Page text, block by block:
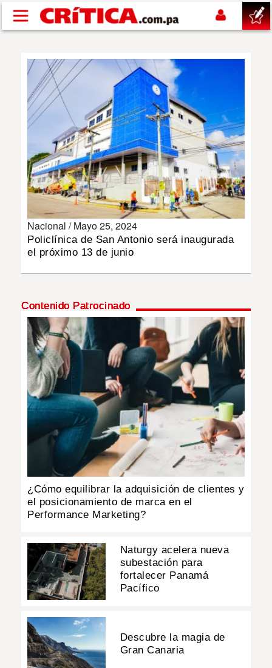
Pasar al contenido principal
SUCESOS
NACIONAL
POLÍTICA
SHOW
DEPORTES
MUNDO
MULTIMEDIA
IMPRESO
Nacional /Mayo 25, 2024
Policlínica de San Antonio será inaugurada
el próximo 13 de junio
Contenido Patrocinado
¿Cómo equilibrar la adquisición de clientes y
el posicionamiento de marca en el
Performance Marketing?
Naturgy acelera nueva
subestación para
fortalecer Panamá
Pacífico
Descubre la magia de
Gran Canaria